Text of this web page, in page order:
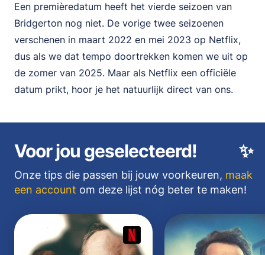
Een premièredatum heeft het vierde seizoen van
Bridgerton nog niet. De vorige twee seizoenen
verschenen in maart 2022 en mei 2023 op Netflix,
dus als we dat tempo doortrekken komen we uit op
de zomer van 2025. Maar als Netflix een officiële
datum prikt, hoor je het natuurlijk direct van ons.
✨
Voor jou geselecteerd!
Onze tips die passen bij jouw voorkeuren, maak
een account om deze lijst nóg beter te maken!